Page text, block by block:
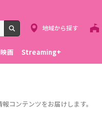
検索
地域から探す
映画 Streaming+
コンテンツをお届けします。